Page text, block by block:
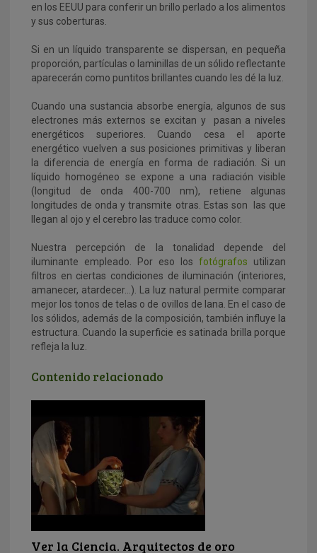
en los EEUU para conferir un brillo perlado a los alimentos
y sus coberturas.
Si en un líquido transparente se dispersan, en pequeña
proporción, partículas o laminillas de un sólido reflectante
aparecerán como puntitos brillantes cuando les dé la luz.
Cuando una sustancia absorbe energía, algunos de sus
electrones más externos se excitan y pasan a niveles
energéticos superiores. Cuando cesa el aporte
energético vuelven a sus posiciones primitivas y liberan
la diferencia de energía en forma de radiación.Si un
líquido homogéneo se expone a una radiación visible
(longitud de onda 400-700 nm), retiene algunas
longitudes de onda y transmite otras. Estas son las que
llegan al ojo y el cerebro las traduce como color.
Nuestra percepción de la tonalidad depende del
iluminante empleado. Por eso los fotógrafos utilizan
filtros en ciertas condiciones de iluminación (interiores,
amanecer, atardecer…). La luz natural permite comparar
mejor los tonos de telas o de ovillos de lana. En el caso de
los sólidos, además de la composición, también influye la
estructura. Cuando la superficie es satinada brilla porque
refleja la luz.
Contenido relacionado
Ver la Ciencia. Arquitectos de oro